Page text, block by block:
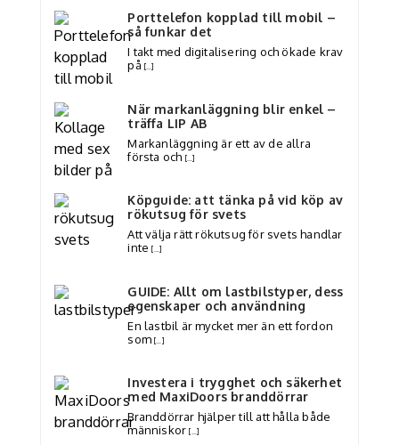
Porttelefon kopplad till mobil –
så funkar det
I takt med digitalisering och ökade krav
på […]
När markanläggning blir enkel –
träffa LIP AB
Markanläggning är ett av de allra
första och […]
Köpguide: att tänka på vid köp av
rökutsug för svets
Att välja rätt rökutsug för svets handlar
inte[…]
GUIDE: Allt om lastbilstyper, dess
egenskaper och användning
En lastbil är mycket mer än ett fordon
som[…]
Investera i trygghet och säkerhet
med MaxiDoors branddörrar
Branddörrar hjälper till att hålla både
människor[…]